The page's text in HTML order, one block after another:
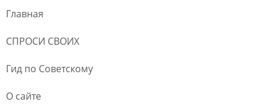
Главная
СПРОСИ СВОИХ
Гид по Советскому
О сайте